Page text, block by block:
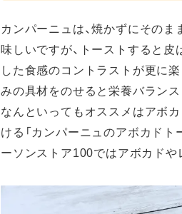
カンパーニュは、焼かずにその
味しいですが、トーストすると
した食感のコントラストが更に
みの具材をのせると栄養バラン
なんといってもオススメはアボ
ける「カンパーニュのアボカドト
ーソンストア100ではアボカドや